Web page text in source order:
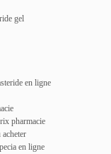
gel
en ligne
pharmacie
en ligne